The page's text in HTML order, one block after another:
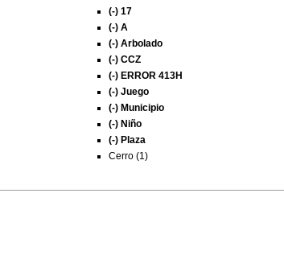
(-) 17
(-) A
(-) Arbolado
(-) CCZ
(-) ERROR 413H
(-) Juego
(-) Municipio
(-) Niño
(-) Plaza
Cerro (1)